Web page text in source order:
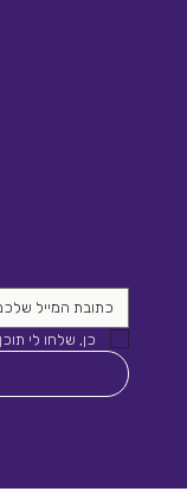
כן, שלחו לי